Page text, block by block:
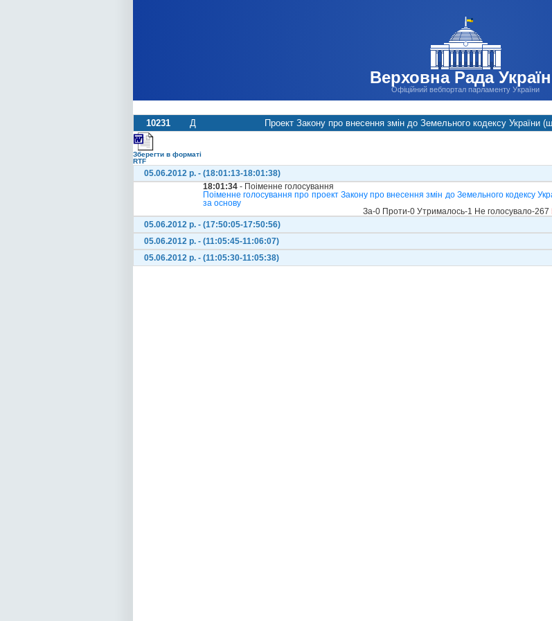
Верховна Рада
Офіційний вебпортал парламенту України
10231 Д Проект Закону про внесення змін до Земельного кодексу України
Зберегти в форматі
RTF
05.06.2012 р. - (18:01:13-18:01:38)
18:01:34 - Поіменне голосування
Поіменне голосування про проект Закону про внесення змін до Земельного кодексу
за основу
За-0 Проти-0 Утрималось-1 Не голосувало-267
05.06.2012 р. - (17:50:05-17:50:56)
05.06.2012 р. - (11:05:45-11:06:07)
05.06.2012 р. - (11:05:30-11:05:38)